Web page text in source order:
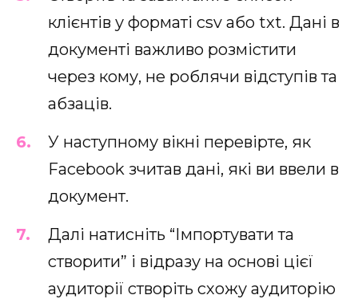
клієнтів у форматі csv або txt. Дані в
документі важливо розмістити
через кому, не роблячи відступів та
абзаців.
У наступному вікні перевірте, як
Facebook зчитав дані, які ви ввели в
документ.
Далі натисніть “Імпортувати та
створити” і відразу на основі цієї
аудиторії створіть схожу аудиторію